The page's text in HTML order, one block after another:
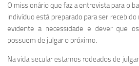
O missionário que faz a entrevista para o
indivíduo está preparado para ser recebido
evidente a necessidade e dever que
possuem de julgar o próximo.
Na vida secular estamos rodeados de